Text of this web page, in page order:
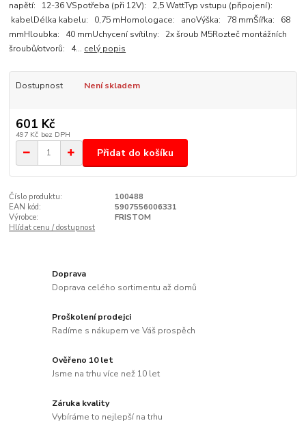
napětí: 12-36 VSpotřeba (při 12V): 2,5 WattTyp vstupu (připojení):
kabelDélka kabelu: 0,75 mHomologace: anoVýška: 78 mmŠířka: 68
mmHloubka: 40 mmUchycení svítilny: 2x šroub M5Rozteč montážních
šroubů/otvorů: 4... celý popis
Dostupnost Není skladem
601 Kč
497 Kč bez DPH
Přidat do košíku
Číslo produktu:
100488
EAN kód:
5907556006331
Výrobce:
FRISTOM
Hlídat cenu / dostupnost
Doprava
Doprava celého sortimentu až domů
Proškolení prodejci
Radíme s nákupem ve Váš prospěch
Ověřeno 10 let
Jsme na trhu více než 10 let
Záruka kvality
Vybíráme to nejlepší na trhu